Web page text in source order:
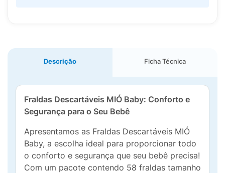
Descrição Ficha Técnica
Fraldas Descartáveis MIÓ Baby: Conforto e
Segurança para o Seu Bebê
Apresentamos as Fraldas Descartáveis MIÓ
Baby, a escolha ideal para proporcionar todo
o conforto e segurança que seu bebê precisa!
Com um pacote contendo 58 fraldas tamanho